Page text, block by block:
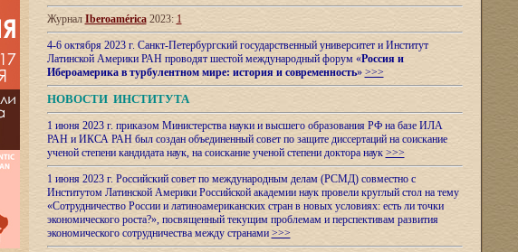
Журнал Iberoamérica2023: 1
4-6 октября 2023 г. Санкт-Петербургский государственный университет и Институт
Латинской Америки РАН проводят шестой международный форум «Россия и
Ибероамерика в турбулентном мире: история и современность» >>>
НОВОСТИ ИНСТИТУТА
1 июня 2023 г. приказом Министерства науки и высшего образования РФ на базе ИЛА
РАН и ИКСА РАН был создан объединенный совет по защите диссертаций на соискание
ученой степени кандидата наук, на соискание ученой степени доктора наук >>>
1 июня 2023 г. Российский совет по международным делам (РСМД) совместно с
Институтом Латинской Америки Российской академии наук провели круглый стол на тему
«Сотрудничество России и латиноамериканских стран в новых условиях: есть ли точки
экономического роста?», посвященный текущим проблемам и перспективам развития
экономического сотрудничества между странами >>>